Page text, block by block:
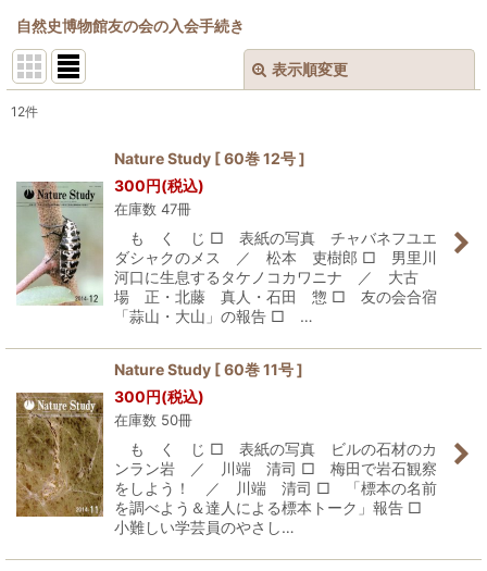
自然史博物館友の会の入会手続き
表示順変更
並び順:
絞り込む
12件
Nature Study [ 60巻 12号 ]
300円(税込)
在庫数 47冊
も く じ □ 表紙の写真 チャバネフユエ
ダシャクのメス ／ 松本 吏樹郎 □ 男里川
河口に生息するタケノコカワニナ ／ 大古
場 正・北藤 真人・石田 惣 □ 友の会合宿
「蒜山・大山」の報告 □ …
Nature Study [ 60巻 11号 ]
300円(税込)
在庫数 50冊
も く じ □ 表紙の写真 ビルの石材のカ
ンラン岩 ／ 川端 清司 □ 梅田で岩石観察
をしよう！ ／ 川端 清司 □ 「標本の名前
を調べよう＆達人による標本トーク」報告 □
小難しい学芸員のやさし…